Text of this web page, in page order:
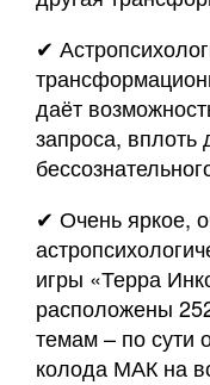
✔
даёт
запроса, вплоть
✔ Очень яркое,
игры «Терра
расположены
темам – по сути
колода МАК на